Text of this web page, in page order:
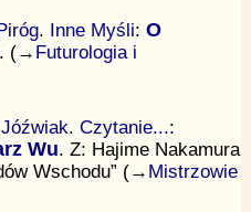
. Inne Myśli: O
. (→ Futurologia i
. Czytanie...:
Wu. Z: Hajime Nakamura
Wschodu” (→ Mistrzowie